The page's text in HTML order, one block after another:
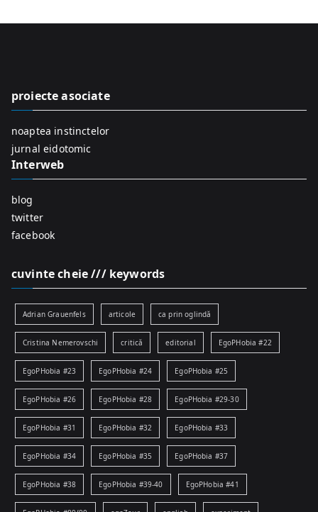
o
proiecte asociate
noaptea instinctelor
jurnal eidotomic
Interweb
blog
twitter
facebook
cuvinte cheie /// keywords
Adrian Grauenfels articole ca prin oglindă
Cristina Nemerovschi critică editorial EgoPHobia #22
EgoPHobia #23 EgoPHobia #24 EgoPHobia #25
EgoPHobia #26 EgoPHobia #28 EgoPHobia #29-30
EgoPHobia #31 EgoPHobia #32 EgoPHobia #33
EgoPHobia #34 EgoPHobia #35 EgoPHobia #37
EgoPHobia #38 EgoPHobia #39-40 EgoPHobia #41